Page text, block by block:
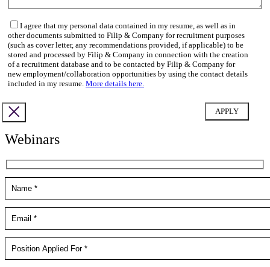
I agree that my personal data contained in my resume, as well as in
other documents submitted to Filip & Company for recruitment purposes
(such as cover letter, any recommendations provided, if applicable) to be
stored and processed by Filip & Company in connection with the creation
of a recruitment database and to be contacted by Filip & Company for
new employment/collaboration opportunities by using the contact details
included in my resume. More details here.
Webinars